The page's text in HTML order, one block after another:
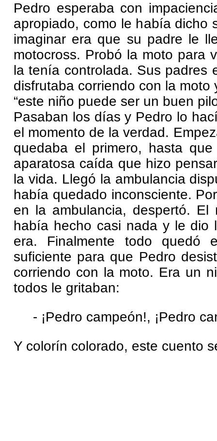
Pedro esperaba con
apropiado, como le había dicho
imaginar era que su padre le
motocross. Probó la moto para
la tenía controlada. Sus padres
disfrutaba corriendo con la
“este niño puede ser un buen
Pasaban los días y Pedro lo
el momento de la verdad.
quedaba el primero, hasta
aparatosa caída que hizo
la vida. Llegó la ambulancia
había quedado inconsciente.
en la ambulancia, despertó.
había hecho casi nada y le dio
era. Finalmente todo
suficiente para que Pedro
corriendo con la moto. Era un
todos le gritaban:
- ¡Pedro campeón!, ¡Pedro
Y colorín colorado, este cuento